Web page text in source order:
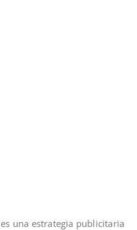
es una estrategia publicitaria